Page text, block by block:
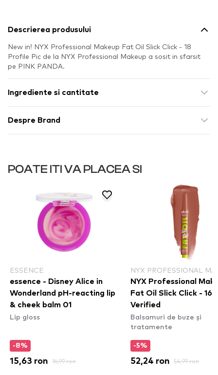
Descrierea produsului
New in! NYX Professional Makeup Fat Oil Slick Click - 18
Profile Pic de la NYX Professional Makeup a sosit in sfarsit
pe PINK PANDA.
Ingrediente si cantitate
Despre Brand
POATE ITI VA PLACEA SI
ESSENCE
essence - Disney Alice in
Wonderland pH-reacting lip
& cheek balm 01
Lip gloss
-8%
15,63 ron 16,99 ron
NYX PROFESSIONAL
NYX Professional
Fat Oil Slick Click - 16
Verified
Balsamuri de buze și
tratamente
-5%
52,24 ron 54,99 ron